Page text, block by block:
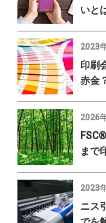
いと
2023
印刷
赤金
2026
まで
2023
ニス